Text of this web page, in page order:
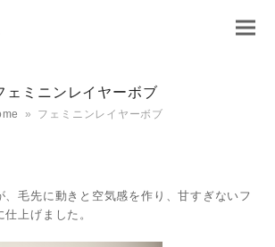
ェミニンレイヤーボブ
» フェミニンレイヤーボブ
、毛先に動きと空気感を作り、甘すぎないフ
上げました。